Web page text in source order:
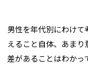
男性を年代別にわけ
えること自体、あま
差があることはわかっ